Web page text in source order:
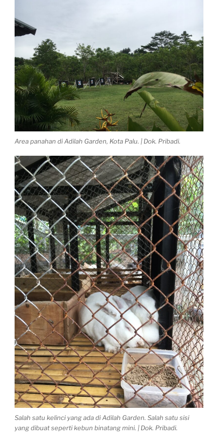
Area panahan di Adilah Garden, Kota Palu. | Dok. Pribadi.
Salah satu kelinci yang ada di Adilah Garden. Salah satu sisi
yang dibuat seperti kebun binatang mini. | Dok. Pribadi.